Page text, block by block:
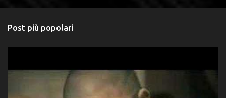
Post più popolari